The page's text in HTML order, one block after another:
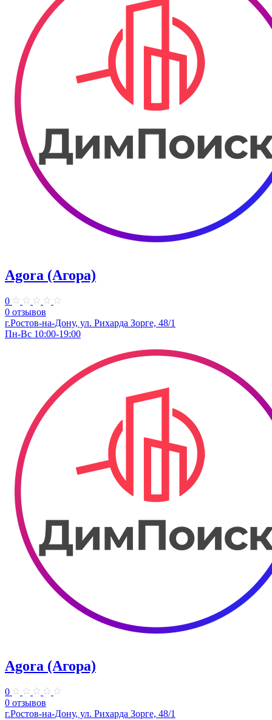
Agora (Агора)
0
0 отзывов
г.Ростов-на-Дону, ул. Рихарда Зорге, 48/1
Пн-Вс 10:00-19:00
Agora (Агора)
0
0 отзывов
г.Ростов-на-Дону, ул. Рихарда Зорге, 48/1